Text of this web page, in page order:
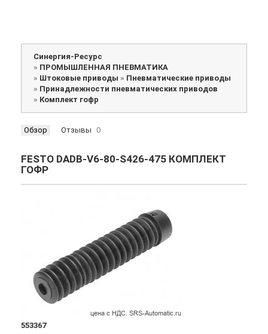
Синергия-Ресурс
» ПРОМЫШЛЕННАЯ ПНЕВМАТИКА
» Штоковые приводы » Пневматические приводы
» Принадлежности пневматических приводов
» Комплект гофр
Обзор Отзывы 0
FESTO DADB-V6-80-S426-475 КОМПЛЕКТ
ГОФР
553367